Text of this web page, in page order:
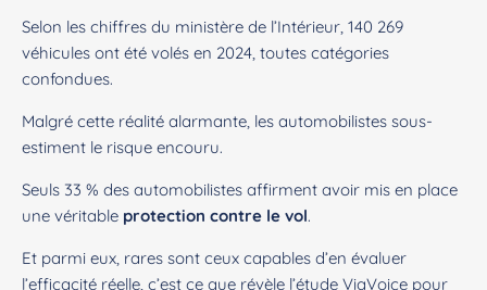
Selon les chiffres du ministère de l’Intérieur, 140 269
véhicules ont été volés en 2024, toutes catégories
confondues.
Malgré cette réalité alarmante, les automobilistes sous-
estiment le risque encouru.
Seuls 33 % des automobilistes affirment avoir mis en place
une véritable protection contre le vol.
Et parmi eux, rares sont ceux capables d’en évaluer
l’efficacité réelle, c’est ce que révèle l’étude ViaVoice pour